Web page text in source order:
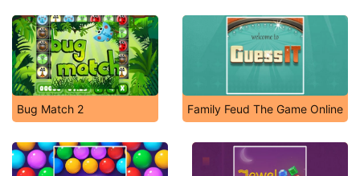
Bug Match 2 Family Feud The Game Online